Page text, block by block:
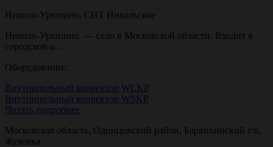
Николо-Урюпино, СНТ Никольское
Николо-Урюпино — село в Московской области. Входит в
городской о...
Оборудование:
Внутрипольный конвектор WLKP
Внутрипольный конвектор WSKP
Читать подробнее
Московская область, Одинцовский район, Барвихинский с/о,
Жуковка